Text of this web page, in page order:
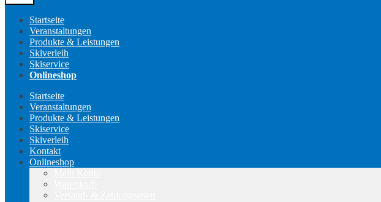
Startseite
Veranstaltungen
Produkte & Leistungen
Skiverleih
Skiservice
Onlineshop
Startseite
Veranstaltungen
Produkte & Leistungen
Skiservice
Skiverleih
Kontakt
Onlineshop